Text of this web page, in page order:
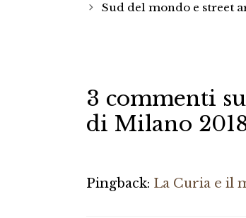
Sud del mondo e street
3 commenti
di Milano
Pingback: La Curia e il